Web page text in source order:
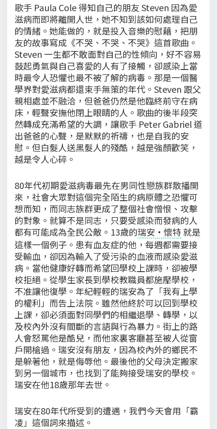
歌手 Paula Cole 得知自己的朋友 Steven 因為愛
滋病而即將離開人世，她不知到該如何處理自己
的情緒。她能做的，就是投入音樂的慰藉，把朋
友的故事寫成《不哭、不哭、不哭》這首歌曲。
Steven 一生都不敢面對自己的性傾向，好不容易
鼓起勇氣與自己喜愛的人有了接觸，卻感染上當
時最令人恐懼也最不被了解的病毒。那是一個醫
學界對愛滋病都還束手無策的年代。Steven 跟父
親相處並不融洽，但爸爸仍然是他臨終前守在病
床，輕聲安撫他閉上眼睛的人。歌曲的後半段突
然轉成充滿希望的大調，讓歌手 Peter Gabriel 道
出爸爸的心聲，是默默的祈禱，也是自我的安
慰。但白髮人送黑髮人的殘酷，越是強顏歡笑，
越是令人心碎。
80年代初期愛滋病毒最先在男同性戀族群散播開
來，社會大眾對這個完全陌生的病原體之恐懼可
想而知，而同志族群更成了整個社會憎恨、攻擊
的對象。就算不是同志，只要受感染而發病的人
都有可能成為全民公敵。13歲的瑞安·懷特就是
這樣一個例子。患有血友症的他，每週都需要接
受輸血，卻因為輸入了受污染的血液而感染愛滋
病。當他健康好轉而希望回學校上課時，卻被學
校拒絕。從學生家長到學校教職員都施壓學校，
不准讓他復學。年紀輕輕的瑞安為了「我有上學
的權利」而告上法院。雖然他終於可以回到學校
上課，卻必須面對同學們的相繼退學、轉學，以
及校內外沒有間斷的言語與行為暴力。街上的路
人會怒罵他是酷兒，而他家裏客廳甚至被人從窗
戶開槍過。瑞安沒有朋友，因為校內外的鄉民不
是躲著他，就是侮辱他。最後他的父母決定搬家
到另一個城市，也找到了能夠接受瑞安的學校。
瑞安在他18歲那年去世。
瑞安在80年代所受到的遭遇，我們今天會用「霸
凌」這個詞來描述。